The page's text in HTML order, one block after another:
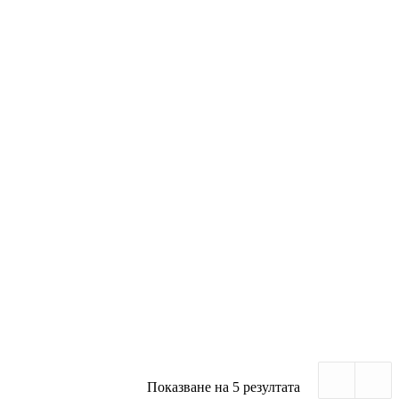
Показване на 5 резултата